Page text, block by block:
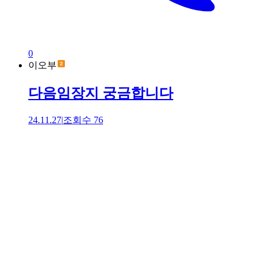
0
이오부
다음임장지 궁금합니다
24.11.27|조회수 76